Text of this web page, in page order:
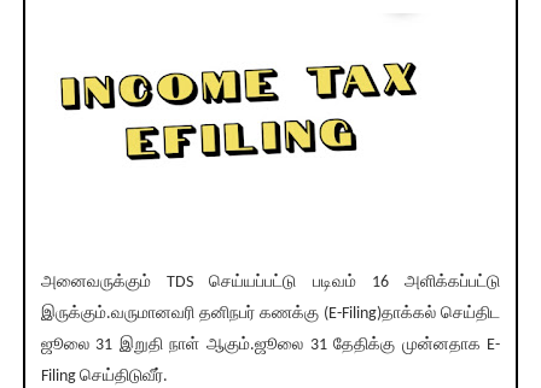
அனைவருக்கும் TDS செய்யப்பட்டு படிவம் 16 அளிக்கப்பட்டு
இருக்கும்.வருமானவரி தனிநபர் கணக்கு (E-Filing)தாக்கல் செய்திட
ஜூலை 31 இறுதி நாள் ஆகும்.ஜூலை 31 தேதிக்கு முன்னதாக E-
Filing செய்திடுவீர்.